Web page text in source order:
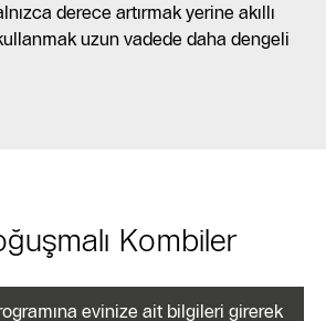
derece artırmak yerine akıllı
uzun vadede daha dengeli
Kombiler
evinize ait bilgileri girerek